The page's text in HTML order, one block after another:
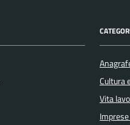
Cultura
Vita